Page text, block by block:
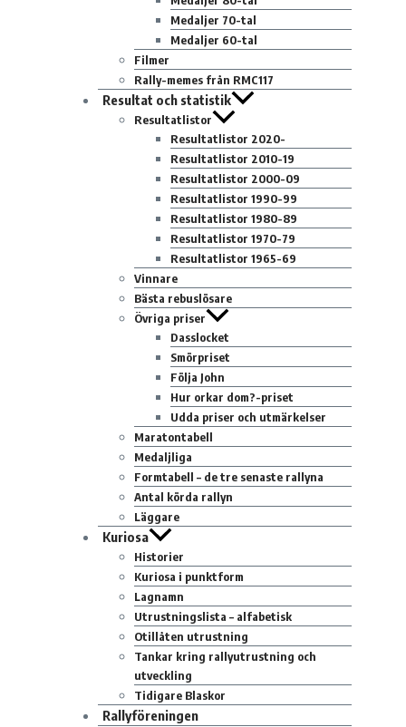
Medaljer 70-tal
Medaljer 60-tal
Filmer
Rally-memes från RMC117
Resultat och statistik
Resultatlistor
Resultatlistor 2020-
Resultatlistor 2010-19
Resultatlistor 2000-09
Resultatlistor 1990-99
Resultatlistor 1980-89
Resultatlistor 1970-79
Resultatlistor 1965-69
Vinnare
Bästa rebuslösare
Övriga priser
Dasslocket
Smörpriset
Följa John
Hur orkar dom?-priset
Udda priser och utmärkelser
Maratontabell
Medaljliga
Formtabell – de tre senaste rallyna
Antal körda rallyn
Läggare
Kuriosa
Historier
Kuriosa i punktform
Lagnamn
Utrustningslista – alfabetisk
Otillåten utrustning
Tankar kring rallyutrustning och
utveckling
Tidigare Blaskor
Rallyföreningen